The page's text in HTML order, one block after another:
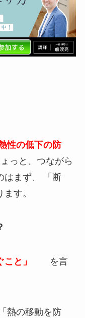
性の低下の防
っと、つながら
はまず、 「断
す。
ぐこと」
を言
熱の移動を防